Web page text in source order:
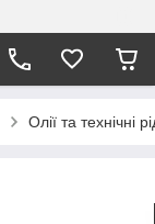
Олії та технічні